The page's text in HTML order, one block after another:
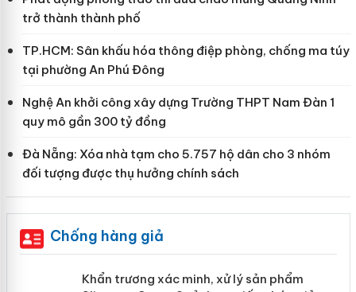
trở thành thành phố
TP.HCM: Sân khấu hóa thông điệp phòng, chống ma túy
tại phường An Phú Đông
Nghệ An khởi công xây dựng Trường THPT Nam Đàn 1
quy mô gần 300 tỷ đồng
Đà Nẵng: Xóa nhà tạm cho 5.757 hộ dân cho 3 nhóm
đối tượng được thụ hưởng chính sách
Chống hàng giả
Khẩn trương xác minh, xử lý sản phẩm